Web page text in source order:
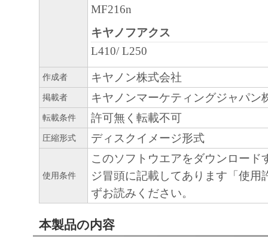
MF216n
キヤノフアクス
L410/ L250
作成者 キヤノン株式会社
掲載者 キヤノンマーケティングジャパン
転載条件 許可無く転載不可
圧縮形式 ディスクイメージ形式
使用条件
このソフトウエアをダウンロード
ジ冒頭に記載してあります「使用
ずお読みください。
本製品の内容